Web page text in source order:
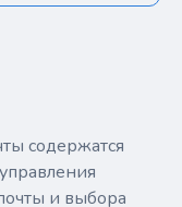
содержатся
и выбора